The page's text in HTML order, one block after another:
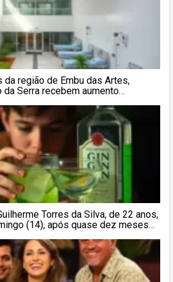
região de Embu das Artes,
da Serra recebem aumento
Torres da Silva, de 22 anos,
(14), após quase dez meses
com metanol. Morador de
na Grande S